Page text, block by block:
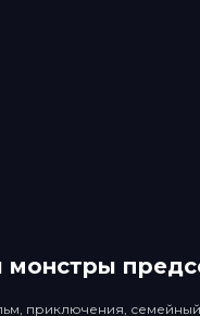
приключения,